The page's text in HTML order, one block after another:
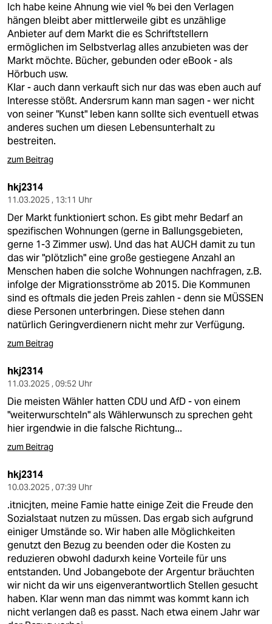
Ich habe keine Ahnung wie viel % bei den Verlagen
hängen bleibt aber mittlerweile gibt es unzählige
Anbieter auf dem Markt die es Schriftstellern
ermöglichen im Selbstverlag alles anzubieten was der
Markt möchte. Bücher, gebunden oder eBook - als
Hörbuch usw.
Klar - auch dann verkauft sich nur das was eben auch auf
Interesse stößt. Andersrum kann man sagen - wer nicht
von seiner "Kunst" leben kann sollte sich eventuell etwas
anderes suchen um diesen Lebensunterhalt zu
bestreiten.
zum Beitrag
hkj2314
11.03.2025 , 13:11 Uhr
Der Markt funktioniert schon. Es gibt mehr Bedarf an
spezifischen Wohnungen (gerne in Ballungsgebieten,
gerne 1-3 Zimmer usw). Und das hat AUCH damit zu tun
das wir "plötzlich" eine große gestiegene Anzahl an
Menschen haben die solche Wohnungen nachfragen, z.B.
infolge der Migrationsströme ab 2015. Die Kommunen
sind es oftmals die jeden Preis zahlen - denn sie MÜSSEN
diese Personen unterbringen. Diese stehen dann
natürlich Geringverdienern nicht mehr zur Verfügung.
zum Beitrag
hkj2314
11.03.2025 , 09:52 Uhr
Die meisten Wähler hatten CDU und AfD - von einem
"weiterwurschteln" als Wählerwunsch zu sprechen geht
hier irgendwie in die falsche Richtung...
zum Beitrag
hkj2314
10.03.2025 , 07:39 Uhr
.itnicjten, meine Famie hatte einige Zeit die Freude den
Sozialstaat nutzen zu müssen. Das ergab sich aufgrund
einiger Umstände so. Wir haben alle Möglichkeiten
genutzt den Bezug zu beenden oder die Kosten zu
reduzieren obwohl dadurxh keine Vorteile für uns
entstanden. Und Jobangebote der Argentur bräuchten
wir nicht da wir uns eigenverantwortlich Stellen gesucht
haben. Klar wenn man das nimmt was kommt kann ich
nicht verlangen daß es passt. Nach etwa einem Jahr war